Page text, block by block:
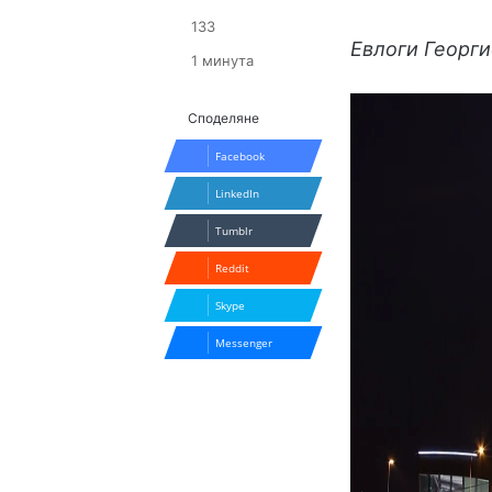
Евлоги
133
1 минута
Споделяне
Facebook
LinkedIn
Tumblr
Reddit
Skype
Messenger